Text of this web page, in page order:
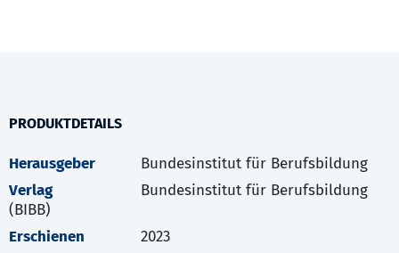
PRODUKTDETAILS
Herausgeber
Bundesinstitut für Berufsbildung
Verlag
Bundesinstitut für Berufsbildung
(BIBB)
Erschienen
2023